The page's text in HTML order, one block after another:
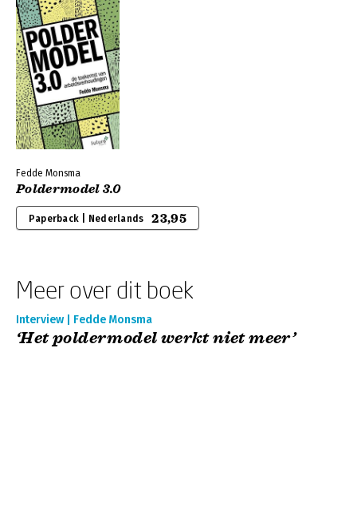
Fedde Monsma
Poldermodel 3.0
Paperback | Nederlands 23,95
Meer over dit boek
Interview | Fedde Monsma
‘Het poldermodel werkt niet meer’